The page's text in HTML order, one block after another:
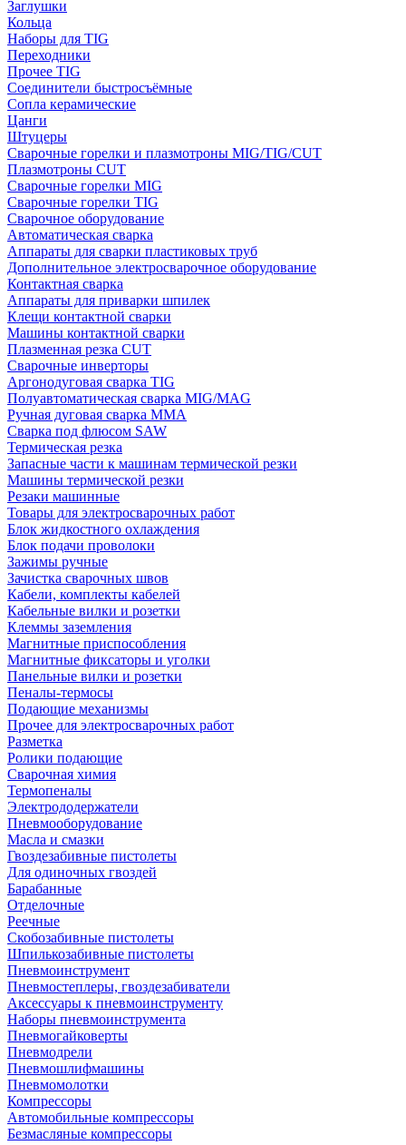
Заглушки
Кольца
Наборы для TIG
Переходники
Прочее TIG
Соединители быстросъёмные
Сопла керамические
Цанги
Штуцеры
Сварочные горелки и плазмотроны MIG/TIG/CUT
Плазмотроны CUT
Сварочные горелки MIG
Сварочные горелки TIG
Сварочное оборудование
Автоматическая сварка
Аппараты для сварки пластиковых труб
Дополнительное электросварочное оборудование
Контактная сварка
Аппараты для приварки шпилек
Клещи контактной сварки
Машины контактной сварки
Плазменная резка CUT
Сварочные инверторы
Аргонодуговая сварка TIG
Полуавтоматическая сварка MIG/MAG
Ручная дуговая сварка MMA
Сварка под флюсом SAW
Термическая резка
Запасные части к машинам термической резки
Машины термической резки
Резаки машинные
Товары для электросварочных работ
Блок жидкостного охлаждения
Блок подачи проволоки
Зажимы ручные
Зачистка сварочных швов
Кабели, комплекты кабелей
Кабельные вилки и розетки
Клеммы заземления
Магнитные приспособления
Магнитные фиксаторы и уголки
Панельные вилки и розетки
Пеналы-термосы
Подающие механизмы
Прочее для электросварочных работ
Разметка
Ролики подающие
Сварочная химия
Термопеналы
Электрододержатели
Пневмооборудование
Масла и смазки
Гвоздезабивные пистолеты
Для одиночных гвоздей
Барабанные
Отделочные
Реечные
Скобозабивные пистолеты
Шпилькозабивные пистолеты
Пневмоинструмент
Пневмостеплеры, гвоздезабиватели
Аксессуары к пневмоинструменту
Наборы пневмоинструмента
Пневмогайковерты
Пневмодрели
Пневмошлифмашины
Пневмомолотки
Компрессоры
Автомобильные компрессоры
Безмасляные компрессоры